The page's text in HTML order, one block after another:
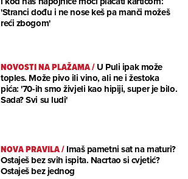
'Stranci dođu i ne nose keš pa manči možeš
reći zbogom'
NOVOSTI NA PLAŽAMA/U Puli ipak može
toples. Može pivo ili vino, ali ne i žestoka
pića: '70-ih smo živjeli kao hipiji, super je bilo.
Sada? Svi su ludi'
NOVA PRAVILA/Imaš pametni sat na maturi?
Ostaješ bez svih ispita. Nacrtao si cvjetić?
Ostaješ bez jednog